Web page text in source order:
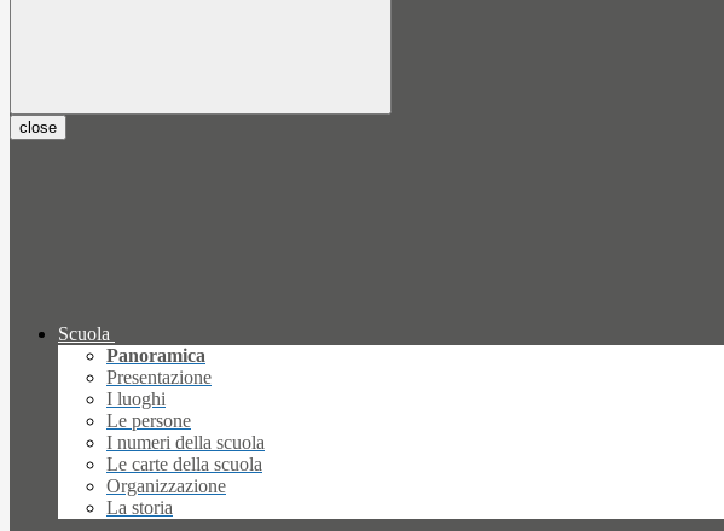
close
Scuola
Panoramica
Presentazione
I luoghi
Le persone
I numeri della scuola
Le carte della scuola
Organizzazione
La storia